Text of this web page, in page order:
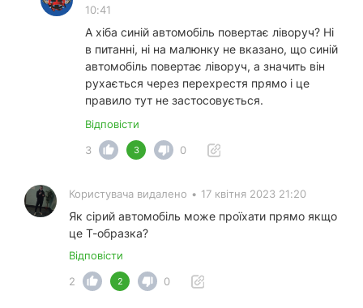
10:41
А хіба синій автомобіль повертає ліворуч? Ні
в питанні, ні на малюнку не вказано, що синій
автомобіль повертає ліворуч, а значить він
рухається через перехрестя прямо і це
правило тут не застосовується.
Відповісти
3
3 0
Користувача видалено • 17 квітня 2023 21:20
Як сірий автомобіль може проїхати прямо якщо
це Т-образка?
Відповісти
2
2 0